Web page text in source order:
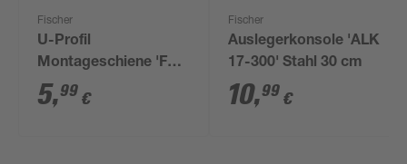
Fischer
U-Profil
Montageschiene 'FLS
17/1.0' Stahl verzinkt
50 cm
5,99 €
Fischer
Auslegerkonsole 'ALK
17-300' Stahl 30 cm
10,99 €